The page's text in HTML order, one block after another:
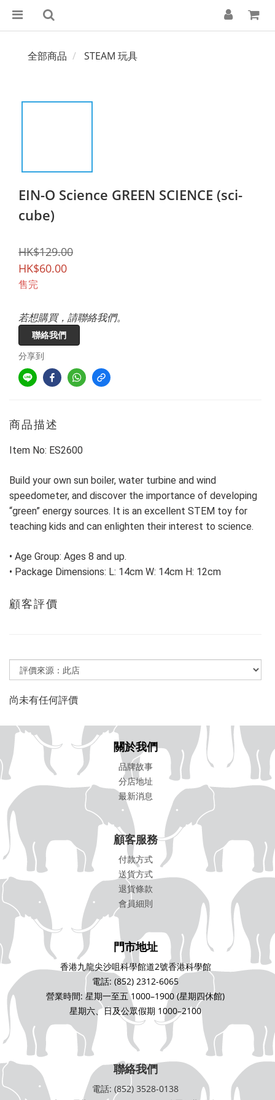
全部商品 STEAM 玩具
EIN-O Science GREEN SCIENCE (sci-
cube)
HK$129.00
HK$60.00
售完
若想購買，請聯絡我們。
聯絡我們
分享到
商品描述
Item No: ES2600
Build your own sun boiler, water turbine and wind
speedometer, and discover the importance of developing
“green” energy sources. It is an excellent STEM toy for
teaching kids and can enlighten their interest to science.
• Age Group: Ages 8 and up.
• Package Dimensions: L: 14cm W: 14cm H: 12cm
顧客評價
尚未有任何評價
關於我們
品牌故事
分店地址
最新消息
顧客服務
付款方式
送貨方式
退貨條款
會員細則
門市地址
香港九龍尖沙咀科學館道2號香港科學館
電話: (852) 2312-6065
營業時間: 星期一至五 1000–1900 (星期四休館)
星期六、日及公眾假期 1000–2100
聯絡我們
電話: (852) 3528-0138